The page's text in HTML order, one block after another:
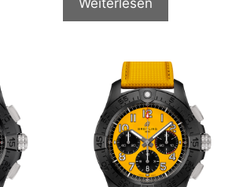
Weiterlesen